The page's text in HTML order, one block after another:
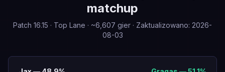
matchup
Patch 16.15 · Top Lane · ~6,607 gier · Zaktualizowano: 2026-
08-03